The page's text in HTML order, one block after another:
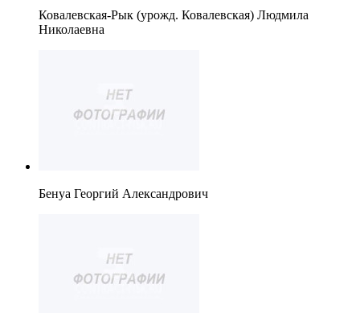
Ковалевская-Рык (урожд. Ковалевская) Людмила
Николаевна
Бенуа Георгий Александрович